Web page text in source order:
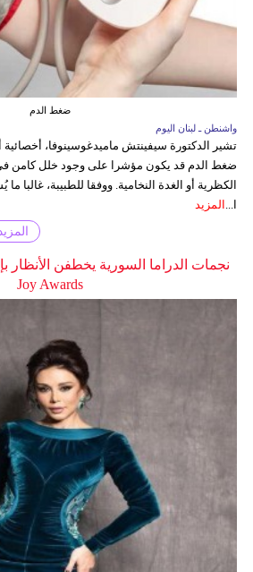
ضغط الدم
واشنطن ـ لبنان اليوم
تشير الدكتورة سيفينتش ماميدغوسينوفا،
ضغط الدم قد يكون مؤشرا على وجود خلل كامن في
الكظرية أو الغدة النخامية. ووفقا للطبيبة، غالبا
ا... المزيد
نجمات الدراما السورية يخطفن الأنظار
Joy Awards